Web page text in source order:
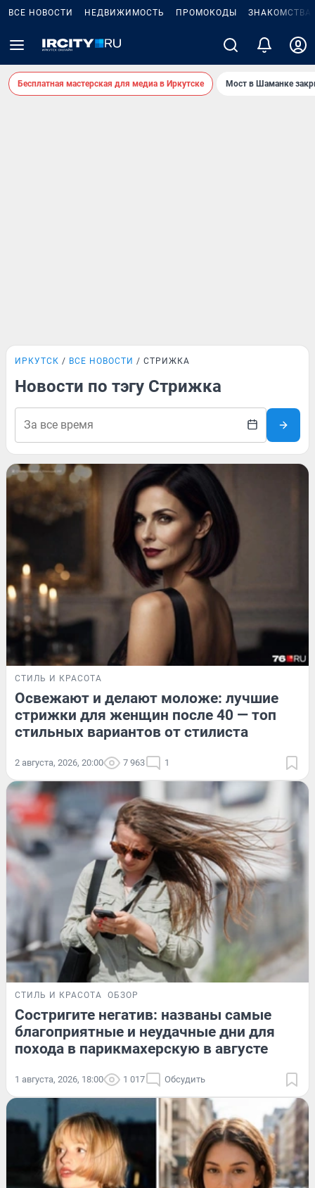
ВСЕ НОВОСТИ НЕДВИЖИМОСТЬ ПРОМОКОДЫ ЗНАКОМСТВА
Бесплатная мастерская для медиа в Иркутске Мост в Шаманке
ИРКУТСК ВСЕ НОВОСТИ СТРИЖКА
Новости по тэгу Стрижка
СТИЛЬ И КРАСОТА
Освежают и делают моложе: лучшие
стрижки для женщин после 40 — топ
стильных вариантов от стилиста
2 августа, 2026, 20:00 7 963 1
СТИЛЬ И КРАСОТА ОБЗОР
Состригите негатив: названы самые
благоприятные и неудачные дни для
похода в парикмахерскую в августе
1 августа, 2026, 18:00 1 017 Обсудить